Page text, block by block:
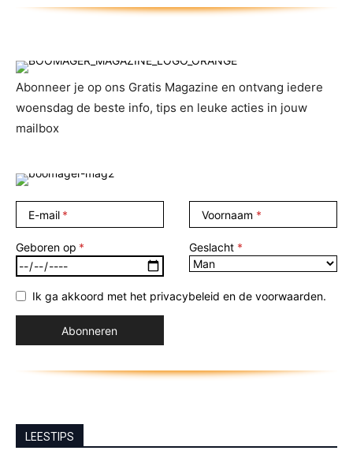
Abonneer je op ons Gratis Magazine en ontvang iedere
woensdag de beste info, tips en leuke acties in jouw
mailbox
E-mail Voornaam
Geboren op Geslacht
Ik ga akkoord met het privacybeleid en de voorwaarden.
LEESTIPS